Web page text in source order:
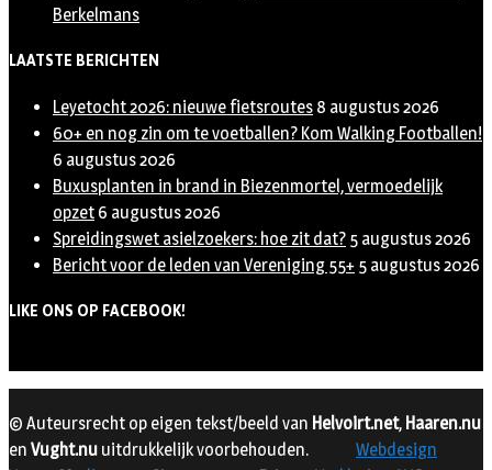
Berkelmans
LAATSTE BERICHTEN
Leyetocht 2026: nieuwe fietsroutes 8 augustus 2026
60+ en nog zin om te voetballen? Kom Walking Footballen!
6 augustus 2026
Buxusplanten in brand in Biezenmortel, vermoedelijk
opzet 6 augustus 2026
Spreidingswet asielzoekers: hoe zit dat? 5 augustus 2026
Bericht voor de leden van Vereniging 55+ 5 augustus 2026
LIKE ONS OP FACEBOOK!
© Auteursrecht op eigen tekst/beeld van Helvoirt.net, Haaren.nu
en Vught.nu uitdrukkelijk voorbehouden.
Webdesign